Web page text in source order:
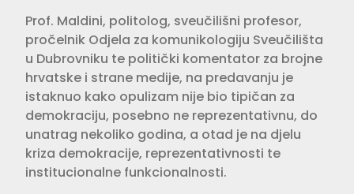
Prof. Maldini, politolog, sveučilišni profesor,
pročelnik Odjela za komunikologiju Sveučilišta
u Dubrovniku te politički komentator za brojne
hrvatske i strane medije, na predavanju je
istaknuo kako opulizam nije bio tipičan za
demokraciju, posebno ne reprezentativnu, do
unatrag nekoliko godina, a otad je na djelu
kriza demokracije, reprezentativnosti te
institucionalne funkcionalnosti.